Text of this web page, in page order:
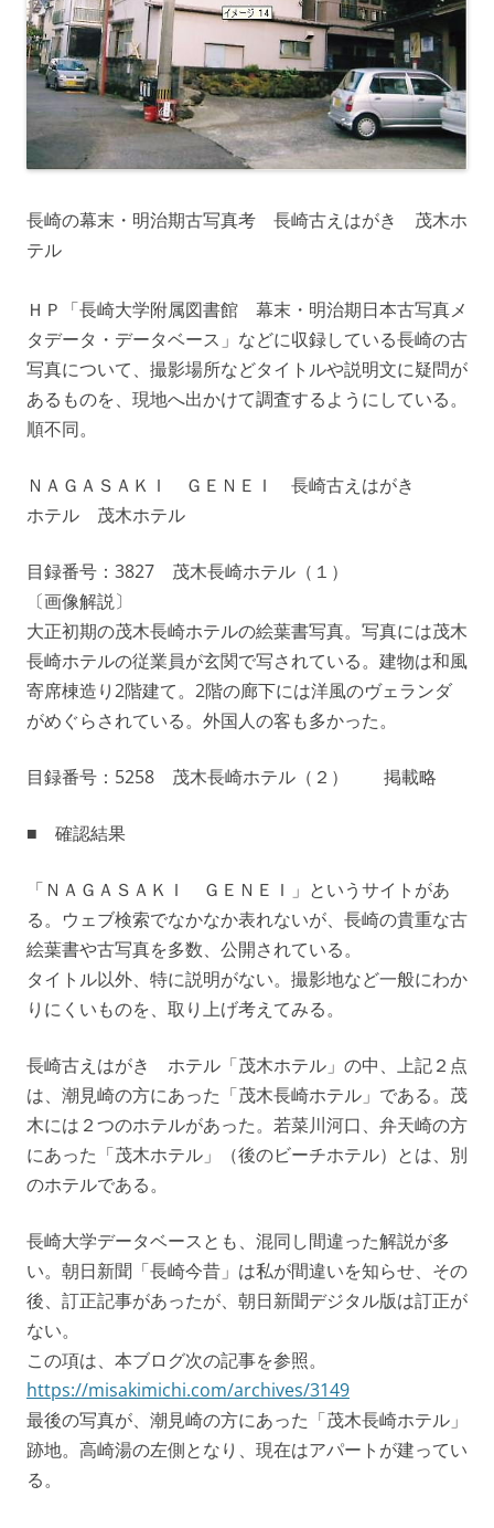
長崎の幕末・明治期古写真考 長崎古えはがき 茂木ホ
テル
ＨＰ「長崎大学附属図書館 幕末・明治期日本古写真メ
タデータ・データベース」などに収録している長崎の古
写真について、撮影場所などタイトルや説明文に疑問が
あるものを、現地へ出かけて調査するようにしている。
順不同。
ＮＡＧＡＳＡＫＩ ＧＥＮＥＩ 長崎古えはがき
ホテル 茂木ホテル
目録番号：3827 茂木長崎ホテル（１）
〔画像解説〕
大正初期の茂木長崎ホテルの絵葉書写真。写真には茂木
長崎ホテルの従業員が玄関で写されている。建物は和風
寄席棟造り2階建て。2階の廊下には洋風のヴェランダ
がめぐらされている。外国人の客も多かった。
目録番号：5258 茂木長崎ホテル（２） 掲載略
■ 確認結果
「ＮＡＧＡＳＡＫＩ ＧＥＮＥＩ」というサイトがあ
る。ウェブ検索でなかなか表れないが、長崎の貴重な古
絵葉書や古写真を多数、公開されている。
タイトル以外、特に説明がない。撮影地など一般にわか
りにくいものを、取り上げ考えてみる。
長崎古えはがき ホテル「茂木ホテル」の中、上記２点
は、潮見崎の方にあった「茂木長崎ホテル」である。茂
木には２つのホテルがあった。若菜川河口、弁天崎の方
にあった「茂木ホテル」（後のビーチホテル）とは、別
のホテルである。
長崎大学データベースとも、混同し間違った解説が多
い。朝日新聞「長崎今昔」は私が間違いを知らせ、その
後、訂正記事があったが、朝日新聞デジタル版は訂正が
ない。
この項は、本ブログ次の記事を参照。
https://misakimichi.com/archives/3149
最後の写真が、潮見崎の方にあった「茂木長崎ホテル」
跡地。高崎湯の左側となり、現在はアパートが建ってい
る。